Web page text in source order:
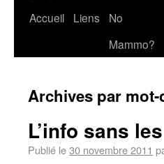
Accueil Liens
No
Mammo?
Archives par mot-
L’info sans
Publié le30 novembre 2011